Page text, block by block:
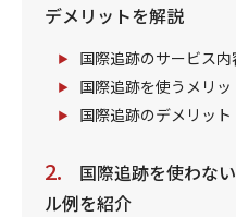
デメリットを解説
国際追跡のサービス
国際追跡を使うメリッ
国際追跡のデメリット
国際追跡を使わな
ル例を紹介